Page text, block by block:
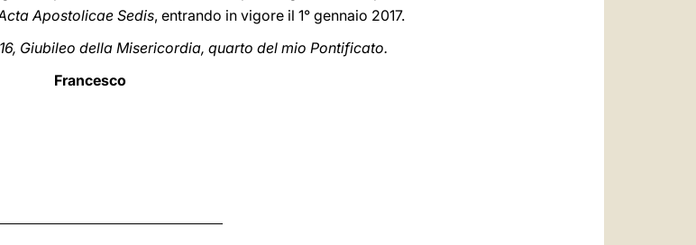
Apostolicae Sedis, entrando in vigore il 1° gennaio 2017.
Giubileo della Misericordia, quarto del mio Pontificato.
Francesco